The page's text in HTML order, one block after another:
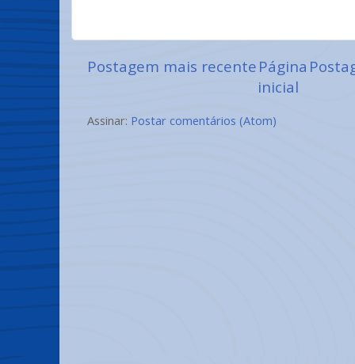
Postagem mais recentePágina
inicial
Assinar: Postar comentários (Atom)